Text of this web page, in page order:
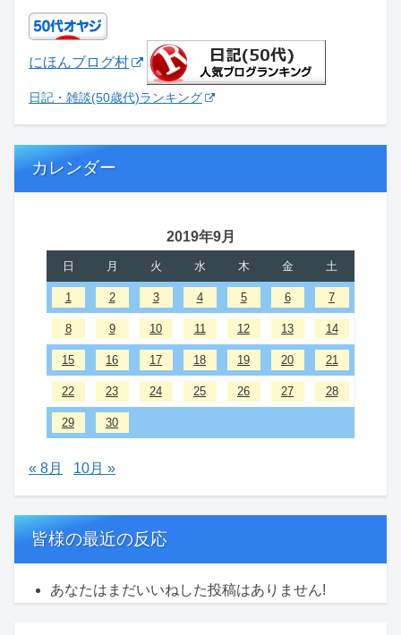
にほんブログ村
日記・雑談(50歳代)ランキング
カレンダー
2019年9月
日 月 火 水 木 金 土
1 2 3 4 5 6 7
8 9 10 11 12 13 14
15 16 17 18 19 20 21
22 23 24 25 26 27 28
29 30
« 8月 10月 »
皆様の最近の反応
あなたはまだいいねした投稿はありません!